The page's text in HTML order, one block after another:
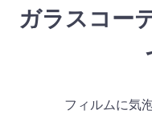
ガラスコー
フィルムに気